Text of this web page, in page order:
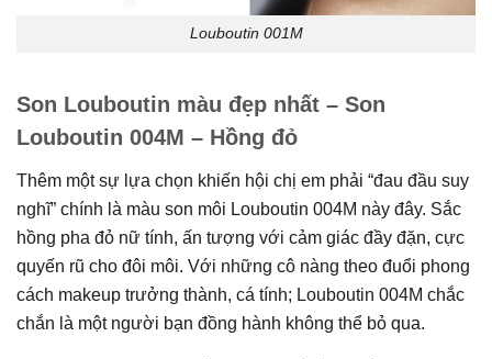
Louboutin 001M
Son Louboutin màu đẹp nhất – Son
Louboutin 004M – Hồng đỏ
Thêm một sự lựa chọn khiến hội chị em phải “đau đầu suy
nghĩ” chính là màu son môi Louboutin 004M này đây. Sắc
hồng pha đỏ nữ tính, ấn tượng với cảm giác đầy đặn, cực
quyến rũ cho đôi môi. Với những cô nàng theo đuổi phong
cách makeup trưởng thành, cá tính; Louboutin 004M chắc
chắn là một người bạn đồng hành không thể bỏ qua.